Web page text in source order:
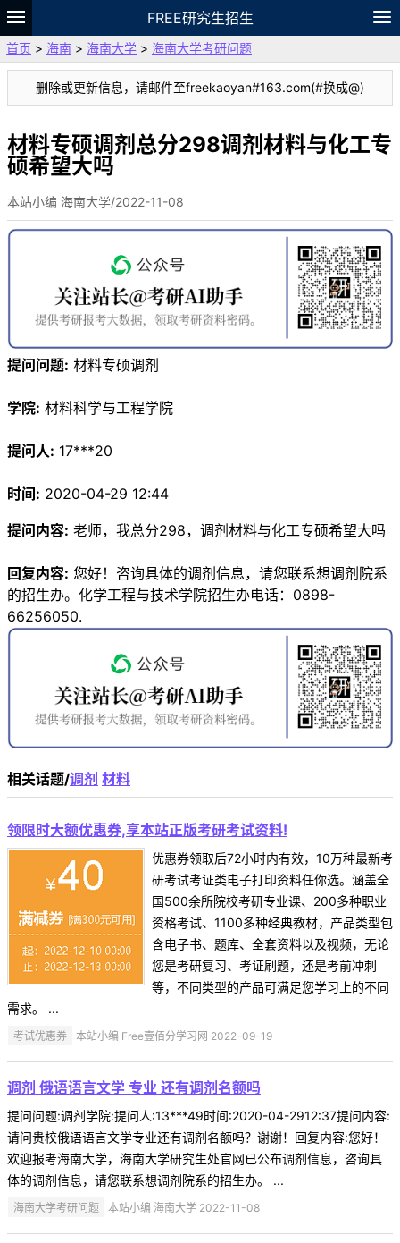
FREE研究生招生
题库
故事 专题 APP 笔记
VIP
资料
首页 > 海南 > 海南大学 > 海南大学考研问题
删除或更新信息，请邮件至freekaoyan#163.com(#换成@)
材料专硕调剂总分298调剂材料与化工专
硕希望大吗
本站小编 海南大学/2022-11-08
提问问题: 材料专硕调剂
学院: 材料科学与工程学院
提问人: 17***20
时间: 2020-04-29 12:44
提问内容: 老师，我总分298，调剂材料与化工专硕希望大吗
回复内容: 您好！咨询具体的调剂信息，请您联系想调剂院系
的招生办。化学工程与技术学院招生办电话：0898-
66256050.
相关话题/调剂 材料
领限时大额优惠券,享本站正版考研考试资料!
优惠券领取后72小时内有效，10万种最新考
研考试考证类电子打印资料任你选。涵盖全
国500余所院校考研专业课、200多种职业
资格考试、1100多种经典教材，产品类型包
含电子书、题库、全套资料以及视频，无论
您是考研复习、考证刷题，还是考前冲刺
等，不同类型的产品可满足您学习上的不同
需求。 ...
考试优惠券 本站小编 Free壹佰分学习网 2022-09-19
调剂 俄语语言文学 专业 还有调剂名额吗
提问问题:调剂学院:提问人:13***49时间:2020-04-2912:37提问内容:
请问贵校俄语语言文学专业还有调剂名额吗？谢谢！回复内容:您好！
欢迎报考海南大学，海南大学研究生处官网已公布调剂信息，咨询具
体的调剂信息，请您联系想调剂院系的招生办。 ...
海南大学考研问题 本站小编 海南大学 2022-11-08